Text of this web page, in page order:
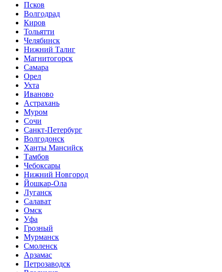
Псков
Волгодрад
Киров
Тольятти
Челябинск
Нижний Талиг
Магнитогорск
Самара
Орел
Ухта
Иваново
Астрахань
Муром
Сочи
Санкт-Петербург
Волгодонск
Ханты Мансийск
Тамбов
Чебоксары
Нижний Новгород
Йошкар-Ола
Луганск
Салават
Омск
Уфа
Грозный
Мурманск
Смоленск
Арзамас
Петрозаводск